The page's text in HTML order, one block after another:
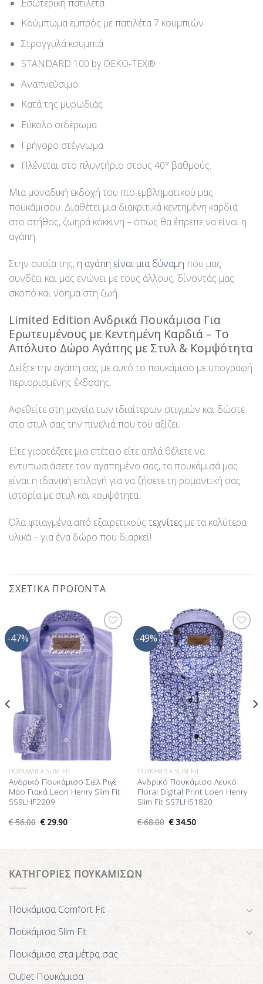
Εσωτερική πατιλέτα
Κούμπωμα εμπρός με πατιλέτα 7 κουμπιών
Στρογγυλά κουμπιά
STANDARD 100 by OEKO-TEX®
Αναπνεύσιμο
Κατά της μυρωδιάς
Εύκολο σιδέρωμα
Γρήγορο στέγνωμα
Πλένεται στο πλυντήριο στους 40° βαθμούς.
Μια μοναδική εκδοχή του πιο εμβληματικού μας
πουκάμισου. Διαθέτει μια διακριτικά κεντημένη καρδιά
στο στήθος, ζωηρά κόκκινη – όπως θα έπρεπε να είναι η
αγάπη.
Στην ουσία της, η αγάπη είναι μια δύναμη που μας
συνδέει και μας ενώνει με τους άλλους, δίνοντάς μας
σκοπό και νόημα στη ζωή.
Limited Edition Ανδρικά Πουκάμισα Για
Ερωτευμένους με Κεντημένη Καρδιά – Το
Απόλυτο Δώρο Αγάπης με Στυλ & Κομψότητα
Δείξτε την αγάπη σας με αυτό το πουκάμισο με υπογραφή
περιορισμένης έκδοσης.
Αφεθείτε στη μαγεία των ιδιαίτερων στιγμών και δώστε
στο στυλ σας την πινελιά που του αξίζει.
Είτε γιορτάζετε μια επέτειο είτε απλά θέλετε να
εντυπωσιάσετε τον αγαπημένο σας, τα πουκάμισά μας
είναι η ιδανική επιλογή για να ζήσετε τη ρομαντική σας
ιστορία με στυλ και κομψότητα.
Όλα φτιαγμένα από εξαιρετικούςτεχνίτες με τα καλύτερα
υλικά – για ένα δώρο που διαρκεί!
ΣΧΕΤΙΚΆ ΠΡΟΪΌΝΤΑ
-47%
Προσθήκη
στη Λίστα
Επιθυμίας
ΠΟΥΚΆΜΙΣΑ SLIM FIT
Ανδρικό Πουκάμισο Σιέλ Ριγέ
Μάο Γιακά Leon Henry Slim Fit
SS9LHF2209
€56.00 €29.90
-49%
Προσθήκη
στη Λίστα
Επιθυμίας
ΠΟΥΚΆΜΙΣΑ SLIM FIT
Ανδρικό Πουκάμισο Λευκό
Floral Digital Print Loen Henry
Slim Fit SS7LHS1820
€68.00 €34.50
ΚΑΤΗΓΟΡΙΕΣ ΠΟΥΚΑΜΙΣΩΝ
Πουκάμισα Comfort Fit
Πουκάμισα Slim Fit
Πουκάμισα στα μέτρα σας
Outlet Πουκάμισα